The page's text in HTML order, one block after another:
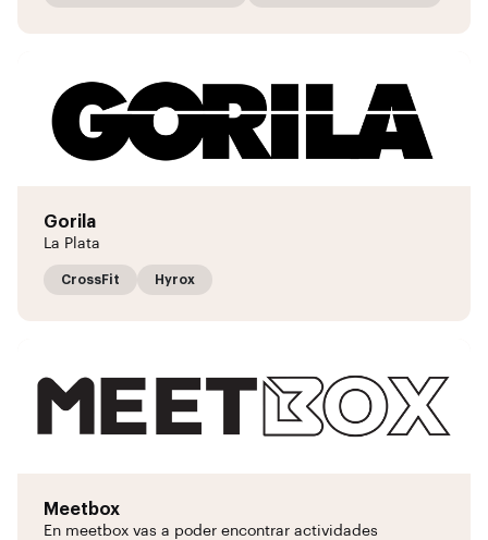
Gorila
La Plata
CrossFit Hyrox
Meetbox
En meetbox vas a poder encontrar actividades